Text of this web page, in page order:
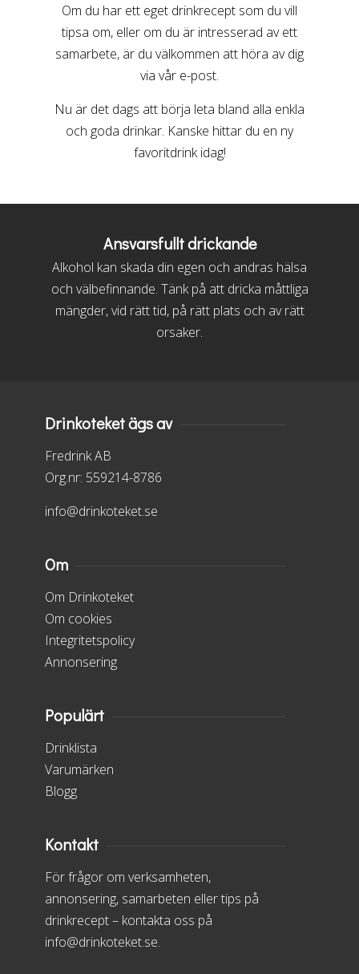
Om du har ett eget drinkrecept som du vill
tipsa om, eller om du är intresserad av ett
samarbete, är du välkommen att höra av dig
via vår e-post.
Nu är det dags att börja leta bland alla enkla
och goda drinkar. Kanske hittar du en ny
favoritdrink idag!
Ansvarsfullt drickande
Alkohol kan skada din egen och andras hälsa
och välbefinnande. Tänk på att dricka måttliga
mängder, vid rätt tid, på rätt plats och av rätt
orsaker.
Drinkoteket ägs av
Fredrink AB
Org.nr: 559214-8786
info@drinkoteket.se
Om
Om Drinkoteket
Om cookies
Integritetspolicy
Annonsering
Populärt
Drinklista
Varumärken
Blogg
Kontakt
För frågor om verksamheten,
annonsering, samarbeten eller tips på
drinkrecept – kontakta oss på
info@drinkoteket.se.